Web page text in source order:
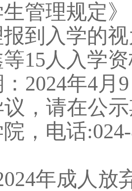
管理规定
到入学的
15人入学
2024年4月
，请在公
，电话
年成人放